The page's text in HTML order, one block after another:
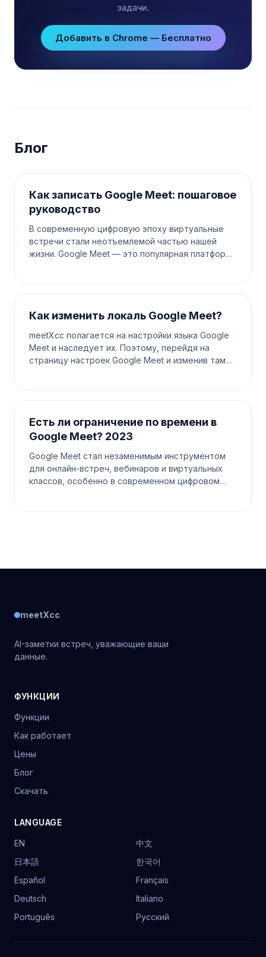
задачи.
Добавить в Chrome — Бесплатно
Блог
Как записать Google Meet: пошаговое
руководство
В современную цифровую эпоху виртуальные
встречи стали неотъемлемой частью нашей
жизни. Google Meet — это популярная платформа
Как изменить локаль Google Meet?
meetXcc полагается на настройки языка Google
Meet и наследует их. Поэтому, перейдя на
страницу настроек Google Meet и изменив там
Есть ли ограничение по времени в
Google Meet? 2023
Google Meet стал незаменимым инструментом
для онлайн-встреч, вебинаров и виртуальных
классов, особенно в современном цифровом
meetXcc
AI-заметки встреч, уважающие ваши
данные.
ФУНКЦИИ
Функции
Как работает
Цены
Блог
Скачать
LANGUAGE
EN
中文
日本語
한국어
Español
Français
Deutsch
Italiano
Português
Русский